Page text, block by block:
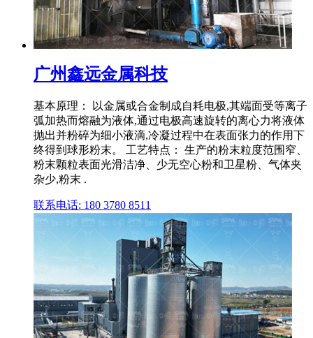
广州鑫远金属科技
基本原理： 以金属或合金制成自耗电极,其端面受等离子
弧加热而熔融为液体,通过电极高速旋转的离心力将液体
抛出并粉碎为细小液滴,冷凝过程中在表面张力的作用下
终得到球形粉末。 工艺特点： 生产的粉末粒度范围窄、
粉末颗粒表面光滑洁净、少无空心粉和卫星粉、气体夹
杂少,粉末 .
联系电话: 180 3780 8511